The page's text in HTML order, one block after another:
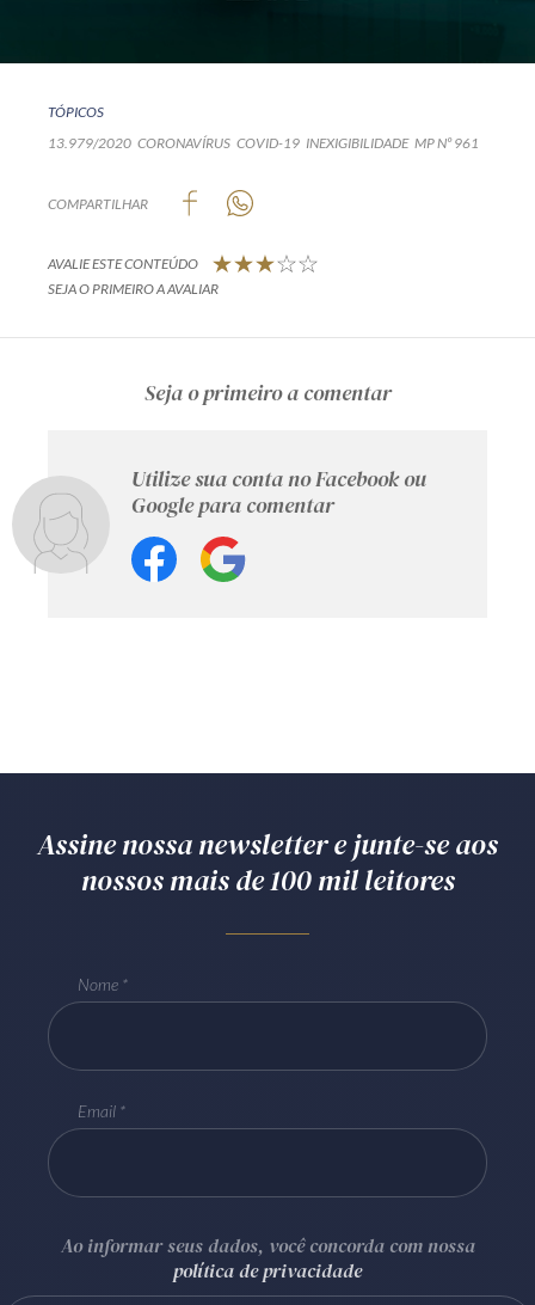
TÓPICOS
13.979/2020 CORONAVÍRUS COVID-19 INEXIGIBILIDADE MP Nº 961
COMPARTILHAR
AVALIE ESTE CONTEÚDO
SEJA O PRIMEIRO A AVALIAR
Seja o primeiro a comentar
Utilize sua conta no Facebook ou
Google para comentar
Assine nossa newsletter e junte-se aos
nossos mais de 100 mil leitores
Nome
Email
Ao informar seus dados, você concorda com nossa
política de privacidade